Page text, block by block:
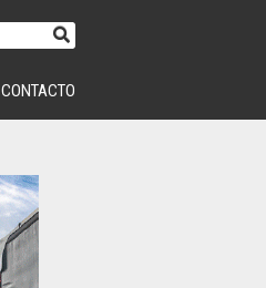
CONTACTO